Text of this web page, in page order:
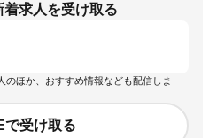
着求人を受け取る
のほか、おすすめ情報なども配信しま
で受け取る